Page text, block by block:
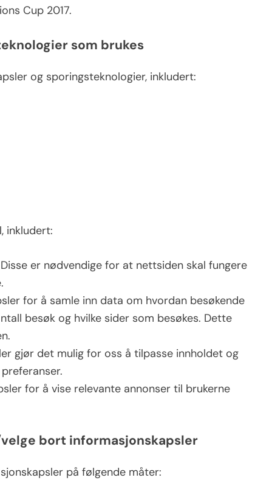
Cup 2017.
som brukes
og sporingsteknologier, inkludert:
inkludert:
er nødvendige for at nettsiden skal fungere
for å samle inn data om hvordan besøkende
besøk og hvilke sider som besøkes. Dette
gjør det mulig for oss å tilpasse innholdet og
for å vise relevante annonser til brukerne
bort informasjonskapsler
på følgende måter: